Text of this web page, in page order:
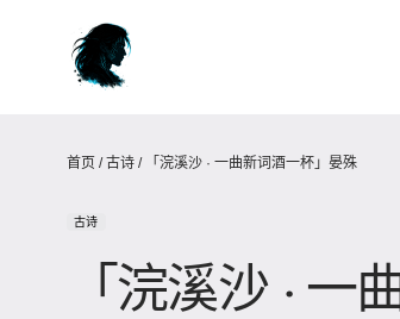
首页 /古诗 / 「浣溪沙 · 一曲新词酒一杯」晏殊
古诗
「浣溪沙 ·